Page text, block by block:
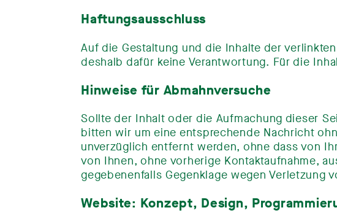
Haftungsausschluss
Auf die Gestaltung und die Inhalte der
deshalb dafür keine Verantwortung. Für die
Hinweise für Abmahnversuche
Sollte der Inhalt oder die Aufmachung dieser
bitten wir um eine entsprechende Nachricht
unverzüglich entfernt werden, ohne dass von
von Ihnen, ohne vorherige Kontaktaufnahme,
gegebenenfalls Gegenklage wegen Verletzung
Website: Konzept, Design,